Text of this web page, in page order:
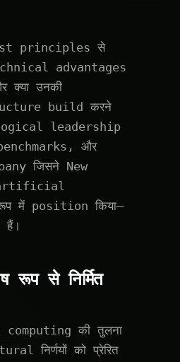
principles से
advantages
उनकी
build करने
leadership
और
जिसने New
artificial
में position किया—
से निर्मित
की तुलना
निर्णयों को प्रेरित